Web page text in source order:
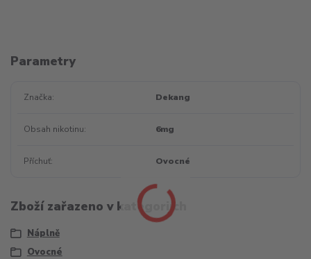
Parametry
Značka Dekang
Obsah nikotinu 6mg
Příchuť Ovocné
Zboží zařazeno v kategoriích
Náplně
Ovocné